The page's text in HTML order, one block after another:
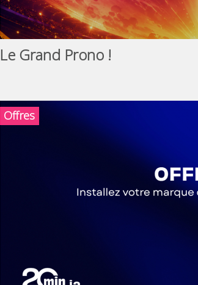
Le Grand Prono !
Offres